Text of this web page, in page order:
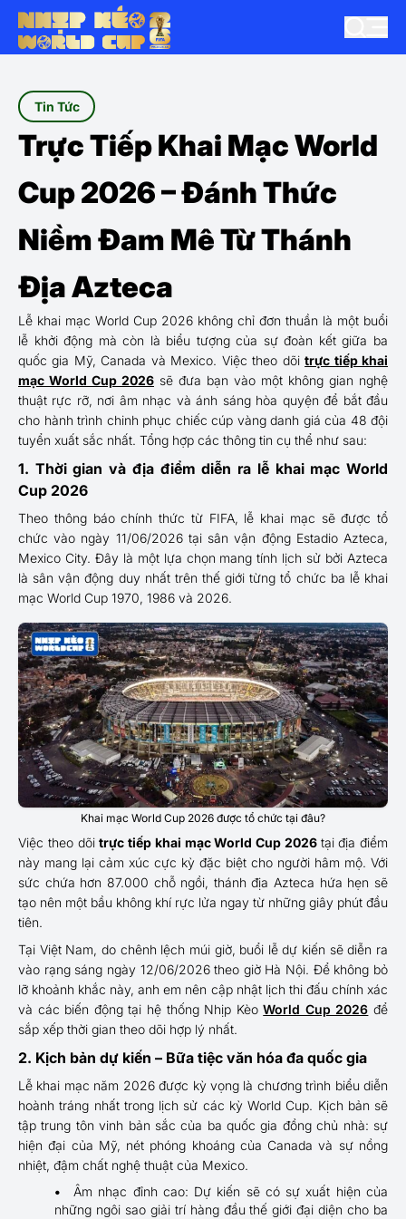
Tin Tức
Trực Tiếp Khai Mạc World
Cup 2026 – Đánh Thức
Niềm Đam Mê Từ Thánh
Địa Azteca
Lễ khai mạc World Cup 2026 không chỉ đơn thuần là một buổi
lễ khởi động mà còn là biểu tượng của sự đoàn kết giữa ba
quốc gia Mỹ, Canada và Mexico. Việc theo dõitrực tiếp khai
mạc World Cup 2026 sẽ đưa bạn vào một không gian nghệ
thuật rực rỡ, nơi âm nhạc và ánh sáng hòa quyện để bắt đầu
cho hành trình chinh phục chiếc cúp vàng danh giá của 48 đội
tuyển xuất sắc nhất. Tổng hợp các thông tin cụ thể như sau:
1. Thời gian và địa điểm diễn ra lễ khai mạc World
Cup 2026
Theo thông báo chính thức từ FIFA, lễ khai mạc sẽ được tổ
chức vào ngày 11/06/2026 tại sân vận động Estadio Azteca,
Mexico City. Đây là một lựa chọn mang tính lịch sử bởi Azteca
là sân vận động duy nhất trên thế giới từng tổ chức ba lễ khai
mạc World Cup 1970, 1986 và 2026.
Khai mạc World Cup 2026 được tổ chức tại đâu?
Việc theo dõitrực tiếp khai mạc World Cup 2026 tại địa điểm
này mang lại cảm xúc cực kỳ đặc biệt cho người hâm mộ. Với
sức chứa hơn 87.000 chỗ ngồi, thánh địa Azteca hứa hẹn sẽ
tạo nên một bầu không khí rực lửa ngay từ những giây phút đầu
tiên.
Tại Việt Nam, do chênh lệch múi giờ, buổi lễ dự kiến sẽ diễn ra
vào rạng sáng ngày 12/06/2026 theo giờ Hà Nội. Để không bỏ
lỡ khoảnh khắc này, anh em nên cập nhật lịch thi đấu chính xác
và các biến động tại hệ thống Nhịp KèoWorld Cup 2026 để
sắp xếp thời gian theo dõi hợp lý nhất.
2. Kịch bản dự kiến – Bữa tiệc văn hóa đa quốc gia
Lễ khai mạc năm 2026 được kỳ vọng là chương trình biểu diễn
hoành tráng nhất trong lịch sử các kỳ World Cup. Kịch bản sẽ
tập trung tôn vinh bản sắc của ba quốc gia đồng chủ nhà: sự
hiện đại của Mỹ, nét phóng khoáng của Canada và sự nồng
nhiệt, đậm chất nghệ thuật của Mexico.
Âm nhạc đỉnh cao: Dự kiến sẽ có sự xuất hiện của
những ngôi sao giải trí hàng đầu thế giới đại diện cho ba